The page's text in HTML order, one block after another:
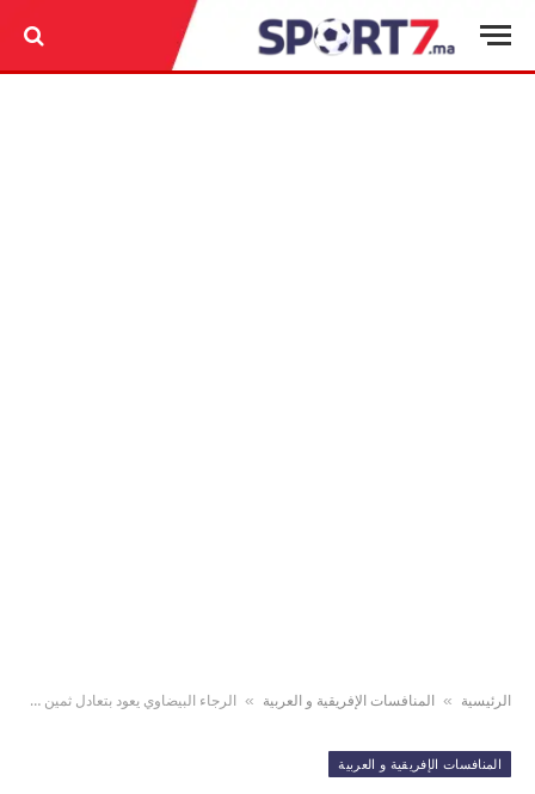
الرئيسية » المنافسات الإفريقية و العربية » الرجاء البيضاوي يعود بتعادل ثمين من السنغال
المنافسات الإفريقية و العربية